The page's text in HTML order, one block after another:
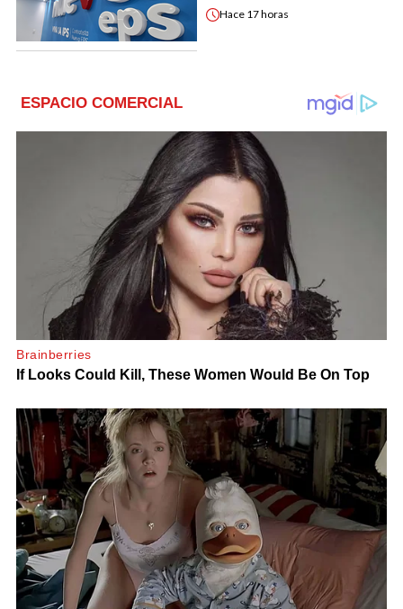
Hace 17 horas